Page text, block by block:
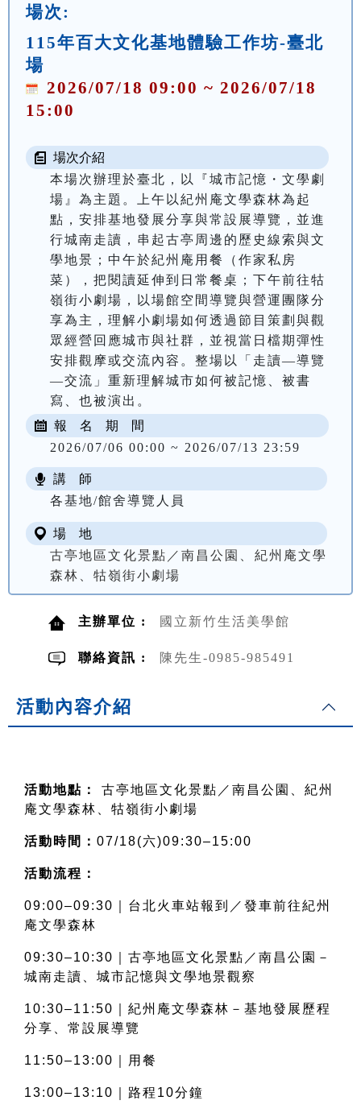
場次:
115年百大文化基地體驗工作坊-臺北
場
2026/07/18 09:00 ~ 2026/07/18
15:00
場次介紹
本場次辦理於臺北，以『城市記憶・文學劇
場』為主題。上午以紀州庵文學森林為起
點，安排基地發展分享與常設展導覽，並進
行城南走讀，串起古亭周邊的歷史線索與文
學地景；中午於紀州庵用餐（作家私房
菜），把閱讀延伸到日常餐桌；下午前往牯
嶺街小劇場，以場館空間導覽與營運團隊分
享為主，理解小劇場如何透過節目策劃與觀
眾經營回應城市與社群，並視當日檔期彈性
安排觀摩或交流內容。整場以「走讀—導覽
—交流」重新理解城市如何被記憶、被書
報 名 期 間
2026/07/06 00:00 ~ 2026/07/13 23:59
講 師
各基地/館舍導覽人員
場 地
古亭地區文化景點／南昌公園、紀州庵文學
森林、牯嶺街小劇場
主辦單位 : 國立新竹生活美學館
聯絡資訊 : 陳先生-0985-985491
活動內容介紹
活動地點：
古亭地區文化景點／南昌公園、紀州
庵文學森林、牯嶺街小劇場
活動時間： 07/18(六)09:30–15:00
活動流程：
09:00–09:30｜台北火車站報到／發車前往紀州
庵文學森林
09:30–10:30｜古亭地區文化景點／南昌公園－
城南走讀、城市記憶與文學地景觀察
10:30–11:50｜紀州庵文學森林－基地發展歷程
分享、常設展導覽
11:50–13:00｜用餐
13:00–13:10｜路程10分鐘